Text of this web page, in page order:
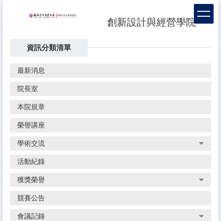
創新設計與經營學院
資訊分類清單
最新消息
院長室
本院規章
榮譽講座
學術交流
活動紀錄
獲獎榮譽
競賽公告
會議記錄